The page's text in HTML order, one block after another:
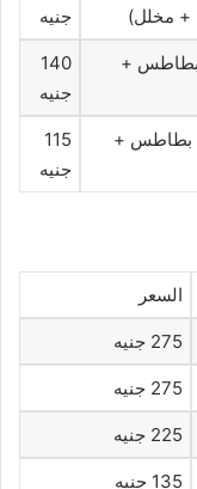
+ مخلل)
جنيه
بطاطس +
140
جنيه
بطاطس +
115
جنيه
السعر
275 جنيه
275 جنيه
225 جنيه
135 جنيه